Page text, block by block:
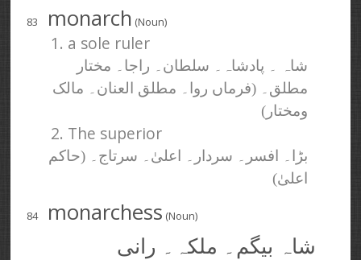
83 monarch (Noun)
1. a sole ruler
شاہ ۔ پادشاہ۔ سلطان۔ راجا۔ مختار
مطلق۔ (فرماں روا۔ مطلق العنان۔ مالک
ومختار)
2. The superior
بڑا۔ افسر۔ سردار۔ اعلیٰ۔ سرتاج۔ (حاکم
اعلیٰ)
84 monarchess (Noun)
شاہ بیگم۔ ملکہ۔ رانی